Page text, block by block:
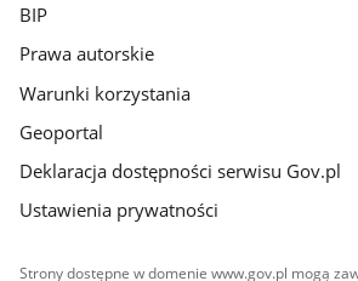
BIP
Prawa autorskie
Warunki korzystania
Geoportal
Deklaracja dostępności serwisu Gov.pl
Ustawienia prywatności
Strony dostępne w domenie www.gov.pl mogą